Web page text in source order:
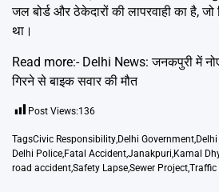
जल बोर्ड और ठेकेदारों की लापरवाही का है,
था।
Read more:- Delhi News: जनकपुरी में
गिरने से बाइक सवार की मौत
Post Views:136
TagsCivic Responsibility Delhi Government
Delhi Police Fatal AccidentJanakpuri Kamal
road accidentSafety LapseSewer ProjectTraffic